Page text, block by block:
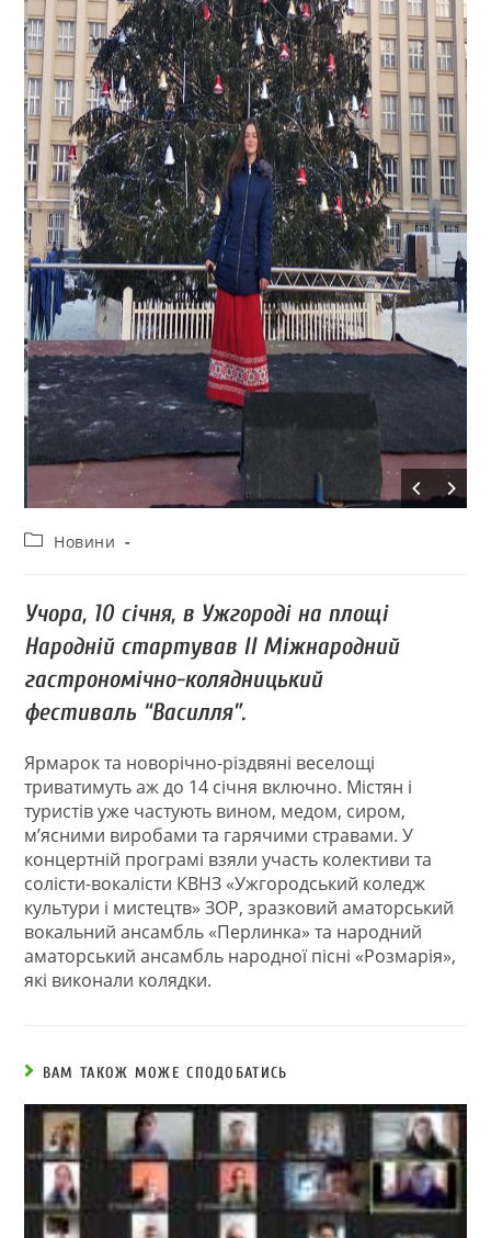
Новини
Учора, 10 січня, в Ужгороді на площі
Народній стартував ІІ Міжнародний
гастрономічно-колядницький
фестиваль “Василля”.
Ярмарок та новорічно-різдвяні веселощі
триватимуть аж до 14 січня включно. Містян і
туристів уже частують вином, медом, сиром,
м’ясними виробами та гарячими стравами. У
концертній програмі взяли участь колективи та
солісти-вокалісти КВНЗ «Ужгородський коледж
культури і мистецтв» ЗОР, зразковий аматорський
вокальний ансамбль «Перлинка» та народний
аматорський ансамбль народної пісні «Розмарія»,
які виконали колядки.
ВАМ ТАКОЖ МОЖЕ СПОДОБАТИСЬ